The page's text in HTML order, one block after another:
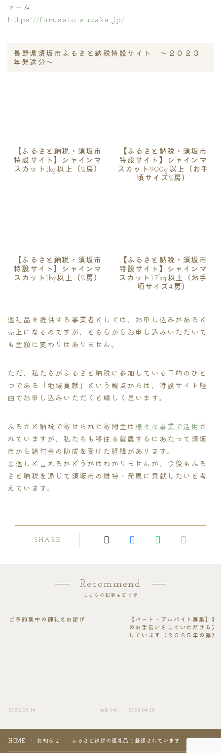
ァーム
https://furusato-suzaka.jp/
長野県須坂市ふるさと納税特設サイト 〜２０２３
年発送分〜
【ふるさと納税・須坂市
特設サイト】シャインマ
スカット1kg以上（2房）
【ふるさと納税・須坂市
特設サイト】シャインマ
スカット900g以上（お手
頃サイズ2房）
【ふるさと納税・須坂市
特設サイト】シャインマ
スカット1kg以上（2房）
【ふるさと納税・須坂市
特設サイト】シャインマ
スカット1.7kg以上（お手
頃サイズ4房）
返礼品を提供する事業者としては、お申し込みがあると
売上になるのですが、どちらからお申し込みいただいて
も金額に変わりはありません。
ただ、私たちがふるさと納税に参加している目的のひと
つである「地域貢献」という観点からは、特設サイト経
由でお申し込みいただくと嬉しく思います。
ふるさと納税で寄せられた寄附金は様々な事業で活用 さ
れていますが、私たちも移住＆就農するにあたって須坂
市から給付金の助成を受けた経緯があります。
恩返しと言えるかどうかはわかりませんが、今後もふる
さと納税を通じて須坂市の維持・発展に貢献したいと考
えています。
SHARE
Recommend
こちらの記事もどうぞ
ご予約集中の御礼とお詫び
2022.08.14 お知らせ
【パート・アルバイト募集】私
のお手伝いをしていただける方
しています（２０２５年の募集
2023.04.16
HOME ＞ お知らせ ＞ ふるさと納税の返礼品に登録されています